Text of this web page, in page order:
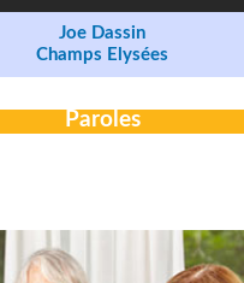
Joe Dassin
Champs Elysées
Paroles